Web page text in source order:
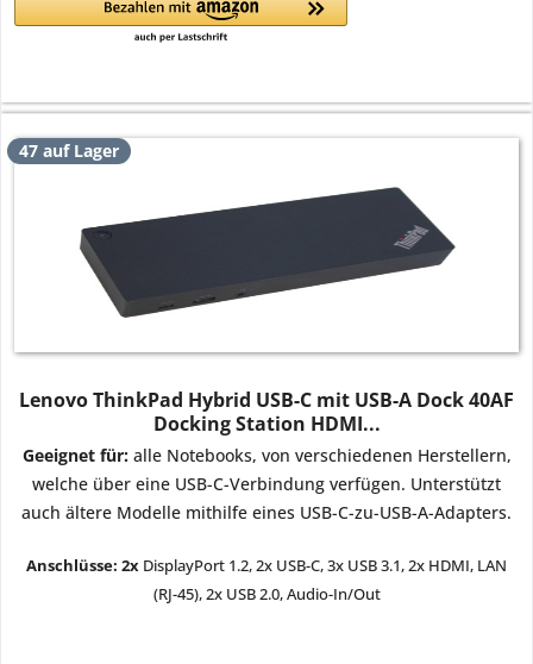
47 auf Lager
Lenovo ThinkPad Hybrid USB-C mit USB-A Dock 40AF
Docking Station HDMI...
Geeignet für: alle Notebooks, von verschiedenen Herstellern,
welche über eine USB-C-Verbindung verfügen. Unterstützt
auch ältere Modelle mithilfe eines USB-C-zu-USB-A-Adapters.
Anschlüsse: 2x DisplayPort 1.2, 2x USB-C, 3x USB 3.1, 2x HDMI, LAN
(RJ-45), 2x USB 2.0, Audio-In/Out